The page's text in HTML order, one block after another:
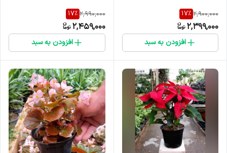
2,900,000
17%
2,399,000
افزودن به سبد
2,990,000
17%
2,459,000
افزودن به سبد